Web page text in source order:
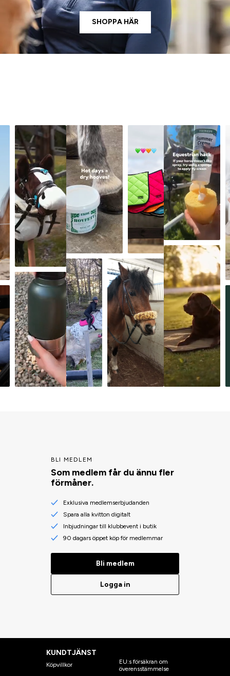
SHOPPA HÄR
BLI MEDLEM
Som medlem får du ännu fler
förmåner.
Exklusiva medlemserbjudanden
Spara alla kvitton digitalt
Inbjudningar till klubbevent i butik
90 dagars öppet köp för medlemmar
Bli medlem
Logga in
KUNDTJÄNST
Köpvillkor
EU:s försäkran om
överensstämmelse